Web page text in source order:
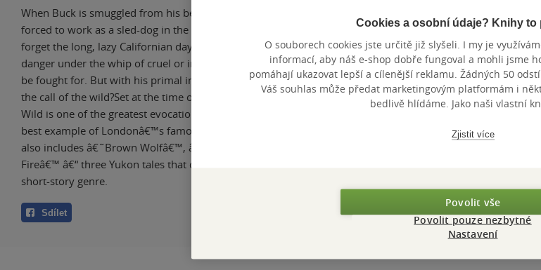
When Buck is smuggled from his beloved home in the Santa Clara Valley and
forced to work as a sled-dog in the frozen wilderness of the Yukon, he must
forget the long, lazy Californian days and face a life of constant toil and
danger under the whip of cruel or inept masters, where survival itself must
be fought for. But with his primal instincts stirred, how long can Buck resist
the call of the wild?Set at the time of the Klondike Gold Rush, The Call of the
Wild is one of the greatest evocations of the natural world, and perhaps the
best example of Londonâ€™s famously urgent and vivid style. This edition
also includes â€˜Brown Wolfâ€™, â€˜That Spotâ€™ and â€˜To Build a
Fireâ€™ â€“ three Yukon tales that demonstrate Londonâ€™s mastery of the
short-story genre.
Sdílet
KATEGORIE
TÉMATA
Cookies a osobní údaje? Knihy to
O souborech cookies jste určitě již slyšeli. I my je
informací, aby náš e-shop dobře fungoval a mohli jsme
pomáhají ukazovat lepší a cílenější reklamu. Žádných 50
Váš souhlas může předat marketingovým platformám i
bedlivě hlídáme. Jako naši vlastní
Zjistit více
Povolit vše
Povolit pouze nezbytné
Nastavení